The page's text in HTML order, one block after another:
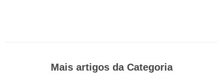
Mais artigos da Categoria